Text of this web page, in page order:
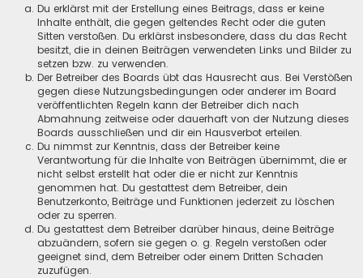
Du erklärst mit der Erstellung eines Beitrags, dass er keine
Inhalte enthält, die gegen geltendes Recht oder die guten
Sitten verstoßen. Du erklärst insbesondere, dass du das Recht
besitzt, die in deinen Beiträgen verwendeten Links und Bilder zu
setzen bzw. zu verwenden.
Der Betreiber des Boards übt das Hausrecht aus. Bei Verstößen
gegen diese Nutzungsbedingungen oder anderer im Board
veröffentlichten Regeln kann der Betreiber dich nach
Abmahnung zeitweise oder dauerhaft von der Nutzung dieses
Boards ausschließen und dir ein Hausverbot erteilen.
Du nimmst zur Kenntnis, dass der Betreiber keine
Verantwortung für die Inhalte von Beiträgen übernimmt, die er
nicht selbst erstellt hat oder die er nicht zur Kenntnis
genommen hat. Du gestattest dem Betreiber, dein
Benutzerkonto, Beiträge und Funktionen jederzeit zu löschen
oder zu sperren.
Du gestattest dem Betreiber darüber hinaus, deine Beiträge
abzuändern, sofern sie gegen o. g. Regeln verstoßen oder
geeignet sind, dem Betreiber oder einem Dritten Schaden
zuzufügen.